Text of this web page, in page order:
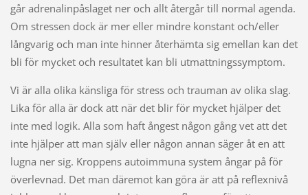
går adrenalinpåslaget ner och allt återgår till normal agenda.
Om stressen dock är mer eller mindre konstant och/eller
långvarig och man inte hinner återhämta sig emellan kan det
bli för mycket och resultatet kan bli utmattningssymptom.
Vi är alla olika känsliga för stress och trauman av olika slag.
Lika för alla är dock att när det blir för mycket hjälper det
inte med logik. Alla som haft ångest någon gång vet att det
inte hjälper att man själv eller någon annan säger åt en att
lugna ner sig. Kroppens autoimmuna system ångar på för
överlevnad. Det man däremot kan göra är att på reflexnivå